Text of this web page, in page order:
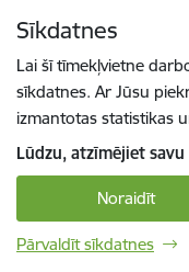
Sīkdatnes
Lai šī tīmekļvietne
sīkdatnes. Ar Jūsu
izmantotas statistikas
Lūdzu, atzīmējiet savu
Noraidīt
Pārvaldīt sīkdatnes